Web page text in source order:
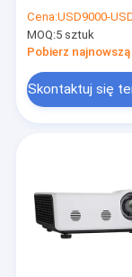
O nas
lumenów do
zewnętrznego
Cena:USD9000-USD9900/Pieces
MOQ:5 sztuk
Pobierz
Skontaktuj się